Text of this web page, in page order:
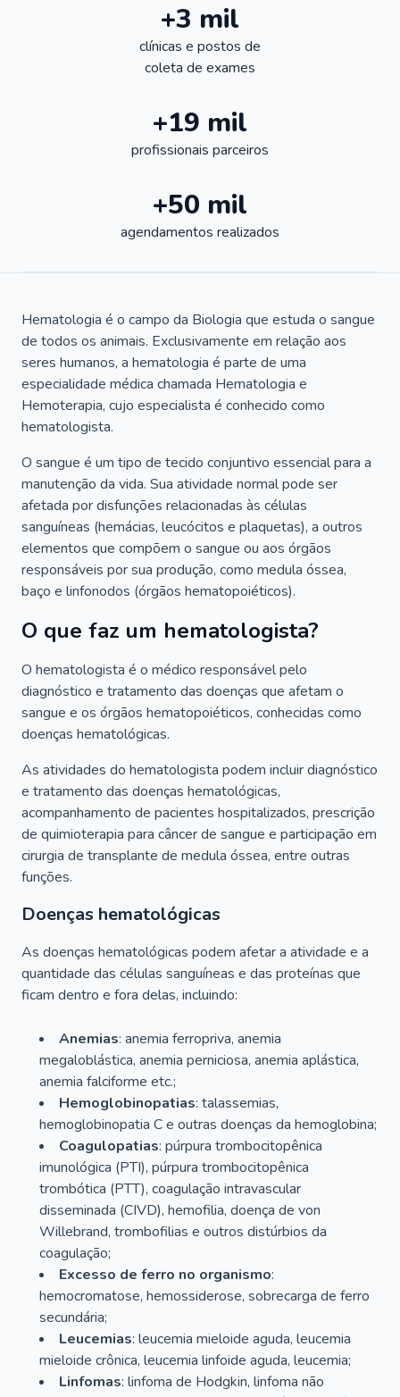
+3 mil
clínicas e postos de
coleta de exames
+19 mil
profissionais parceiros
+50 mil
agendamentos realizados
Hematologia é o campo da Biologia que estuda o sangue
de todos os animais. Exclusivamente em relação aos
seres humanos, a hematologia é parte de uma
especialidade médica chamada Hematologia e
Hemoterapia, cujo especialista é conhecido como
hematologista.
O sangue é um tipo de tecido conjuntivo essencial para a
manutenção da vida. Sua atividade normal pode ser
afetada por disfunções relacionadas às células
sanguíneas (hemácias, leucócitos e plaquetas), a outros
elementos que compõem o sangue ou aos órgãos
responsáveis por sua produção, como medula óssea,
baço e linfonodos (órgãos hematopoiéticos).
O que faz um hematologista?
O hematologista é o médico responsável pelo
diagnóstico e tratamento das doenças que afetam o
sangue e os órgãos hematopoiéticos, conhecidas como
doenças hematológicas.
As atividades do hematologista podem incluir diagnóstico
e tratamento das doenças hematológicas,
acompanhamento de pacientes hospitalizados, prescrição
de quimioterapia para câncer de sangue e participação em
cirurgia de transplante de medula óssea, entre outras
funções.
Doenças hematológicas
As doenças hematológicas podem afetar a atividade e a
quantidade das células sanguíneas e das proteínas que
ficam dentro e fora delas, incluindo:
Anemias: anemia ferropriva, anemia
megaloblástica, anemia perniciosa, anemia aplástica,
anemia falciforme etc.;
Hemoglobinopatias: talassemias,
hemoglobinopatia C e outras doenças da hemoglobina;
Coagulopatias: púrpura trombocitopênica
imunológica (PTI), púrpura trombocitopênica
trombótica (PTT), coagulação intravascular
disseminada (CIVD), hemofilia, doença de von
Willebrand, trombofilias e outros distúrbios da
coagulação;
Excesso de ferro no organismo:
hemocromatose, hemossiderose, sobrecarga de ferro
secundária;
Leucemias: leucemia mieloide aguda, leucemia
mieloide crônica, leucemia linfoide aguda, leucemia;
Linfomas: linfoma de Hodgkin, linfoma não